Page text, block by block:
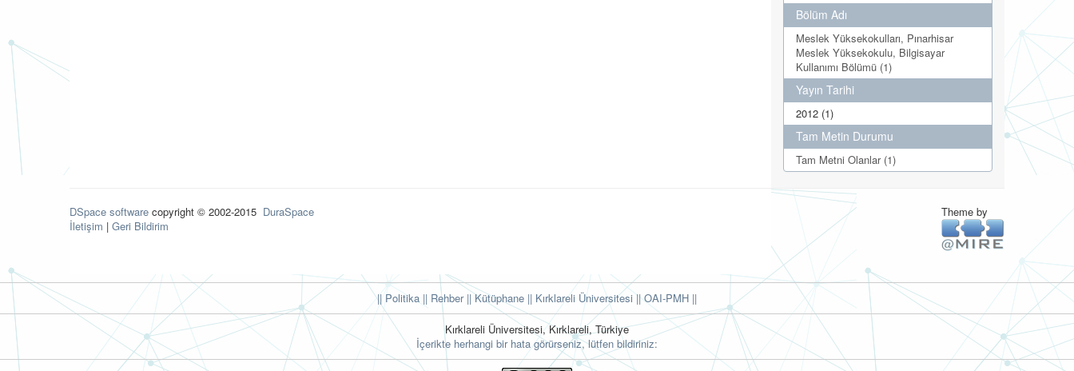
Bölüm Adı
Meslek Yüksekokulları, Pınarhisar
Meslek Yüksekokulu, Bilgisayar
Kullanımı Bölümü (1)
Yayın Tarihi
2012 (1)
Tam Metin Durumu
Tam Metni Olanlar (1)
DSpace software copyright © 2002-2015 DuraSpace
İletişim | Geri Bildirim
Theme by
|| Politika || Rehber|| Kütüphane || Kırklareli Üniversitesi ||OAI-PMH ||
Kırklareli Üniversitesi, Kırklareli, Türkiye
İçerikte herhangi bir hata görürseniz, lütfen bildiriniz: